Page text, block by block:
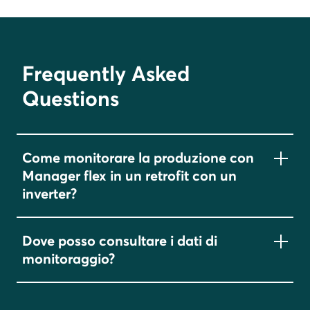
Frequently Asked
Questions
Come monitorare la produzione con
Manager flex in un retrofit con un
inverter?
Tutti gli inverter sono compatibili con Manager
flex. Manager flex mostra la produzione del
fotovoltaico di qualsiasi inverter installato,
tramite l’installazione di uncontatore S0 ad
Dove posso consultare i dati di
monitoraggio?